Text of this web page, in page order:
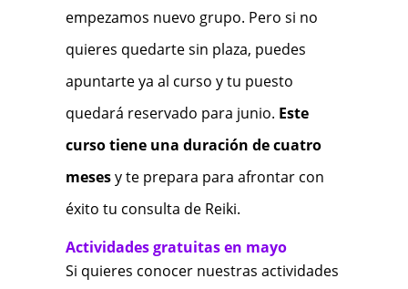
empezamos nuevo grupo. Pero si no
quieres quedarte sin plaza, puedes
apuntarte ya al curso y tu puesto
quedará reservado para junio. Este
curso tiene una duración de cuatro
mesesy te prepara para afrontar con
éxito tu consulta de Reiki.
Actividades gratuitas en mayo
Si quieres conocer nuestras actividades